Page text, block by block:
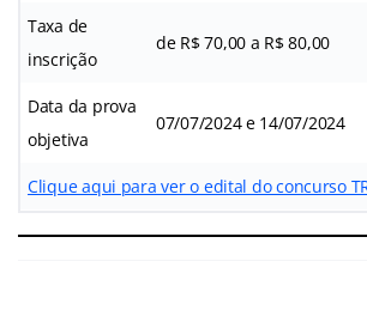
Taxa de
inscrição
de R$ 70,00 a R$ 80,00
Data da prova
objetiva
07/07/2024 e 14/07/2024
Clique aqui para ver o edital do concurso